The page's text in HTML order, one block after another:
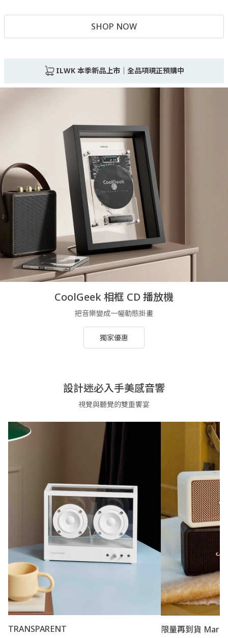
SHOP NOW
ILWK 本季新品上市｜全品項現正預購中
CoolGeek 相框 CD 播放機
把音樂變成一幅動態掛畫
獨家優惠
設計迷必入手美感音響
視覺與聽覺的雙重饗宴
TRANSPARENT 限量再到貨